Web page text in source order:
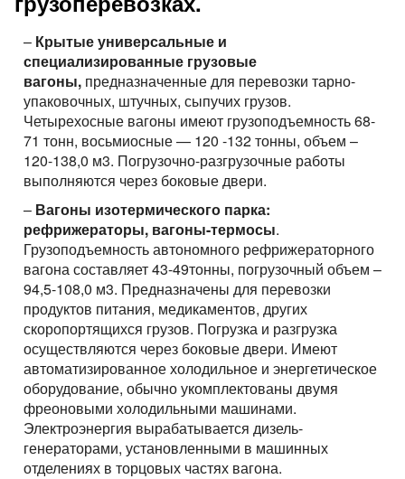
– Крытые универсальные и
специализированные грузовые
вагоны, предназначенные для перевозки тарно-
упаковочных, штучных, сыпучих грузов.
Четырехосные вагоны имеют грузоподъемность 68-
71 тонн, восьмиосные — 120 -132 тонны, объем –
120-138,0 м3. Погрузочно-разгрузочные работы
выполняются через боковые двери.
– Вагоны изотермического парка:
рефрижераторы, вагоны-термосы.
Грузоподъемность автономного рефрижераторного
вагона составляет 43-49тонны, погрузочный объем –
94,5-108,0 м3. Предназначены для перевозки
продуктов питания, медикаментов, других
скоропортящихся грузов. Погрузка и разгрузка
осуществляются через боковые двери. Имеют
автоматизированное холодильное и энергетическое
оборудование, обычно укомплектованы двумя
фреоновыми холодильными машинами.
Электроэнергия вырабатывается дизель-
генераторами, установленными в машинных
отделениях в торцовых частях вагона.